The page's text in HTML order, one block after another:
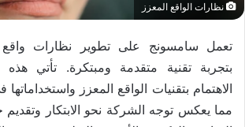
نظارات الواقع المعزز
تعمل سامسونج على تطوير نظارات
بتجربة تقنية متقدمة ومبتكرة. تأتي هذه
الاهتمام بتقنيات الواقع المعزز
مما يعكس توجه الشركة نحو الابتكار وتقديم